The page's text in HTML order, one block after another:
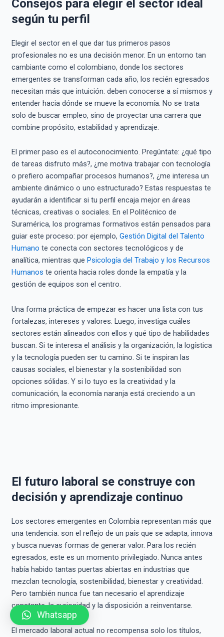
Consejos para elegir el sector ideal
según tu perfil
Elegir el sector en el que dar tus primeros pasos
profesionales no es una decisión menor. En un entorno tan
cambiante como el colombiano, donde los sectores
emergentes se transforman cada año, los recién egresados
necesitan más que intuición: deben conocerse a sí mismos y
entender hacia dónde se mueve la economía. No se trata
solo de buscar empleo, sino de proyectar una carrera que
combine propósito, estabilidad y aprendizaje.
El primer paso es el autoconocimiento. Pregúntate: ¿qué tipo
de tareas disfruto más?, ¿me motiva trabajar con tecnología
o prefiero acompañar procesos humanos?, ¿me interesa un
ambiente dinámico o uno estructurado? Estas respuestas te
ayudarán a identificar si tu perfil encaja mejor en áreas
técnicas, creativas o sociales. En el Politécnico de
Suramérica, los programas formativos están pensados para
guiar este proceso: por ejemplo, Gestión Digital del Talento
Humano te conecta con sectores tecnológicos y de
analítica, mientras que Psicología del Trabajo y los Recursos
Humanos te orienta hacia roles donde la empatía y la
gestión de equipos son el centro.
Una forma práctica de empezar es hacer una lista con tus
fortalezas, intereses y valores. Luego, investiga cuáles
sectores están alineados con ellos y qué tipo de habilidades
buscan. Si te interesa el análisis y la organización, la logística
y la tecnología pueden ser tu camino. Si te inspiran las
causas sociales, el bienestar y la sostenibilidad son
opciones sólidas. Y si lo tuyo es la creatividad y la
comunicación, la economía naranja está creciendo a un
ritmo impresionante.
El futuro laboral se construye con
decisión y aprendizaje continuo
Los sectores emergentes en Colombia representan más que
una tendencia: son el reflejo de un país que se adapta, innova
y busca nuevas formas de generar valor. Para los recién
egresados, este es un momento privilegiado. Nunca antes
había habido tantas puertas abiertas en industrias que
mezclan tecnología, sostenibilidad, bienestar y creatividad.
Pero también nunca fue tan necesario el aprendizaje
constante, la curiosidad y la disposición a reinventarse.
El mercado laboral actual no recompensa solo los títulos,
Whatsapp